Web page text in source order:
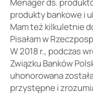
produkty bankowe i
Mam też kilkuletnie
Pisałam w
W 2018 r., podczas
Związku Banków
uhonorowana
przystępne i